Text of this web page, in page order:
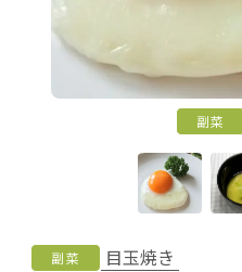
副菜
副菜 目玉焼き